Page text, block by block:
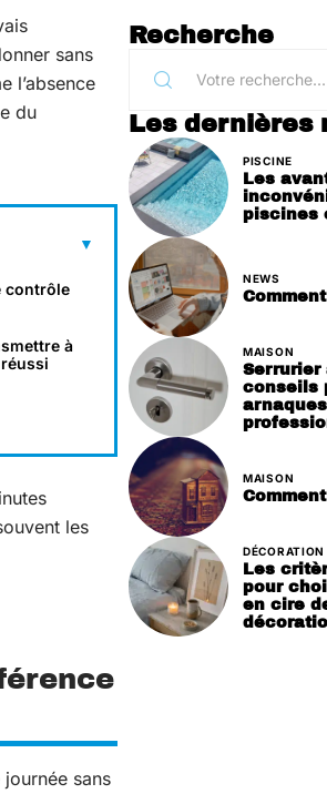
sans
l’absence
du
contrôle
à
les
journée sans
Recherche
Les dernières
PISCINE
Les
piscines
NEWS
MAISON
Serrurier
conseils
MAISON
DÉCORATION
Les
pour
en cire